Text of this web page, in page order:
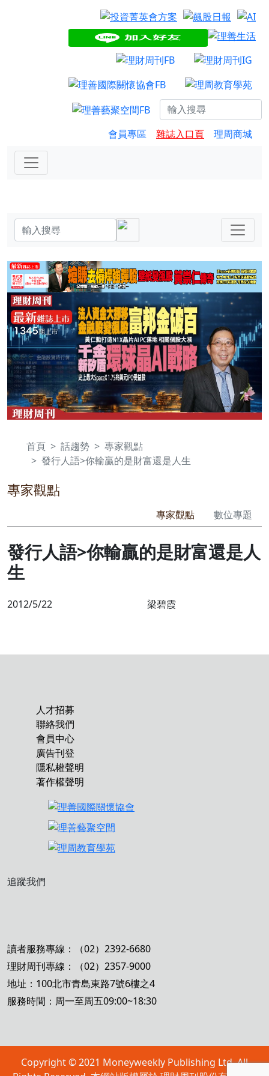
會員專區 雜誌入口頁 理周商城
首頁 話趨勢
專家觀點
發行人語>你輸贏的是財富還是人生
專家觀點
專家觀點 數位專題
發行人語>你輸贏的是財富還是人
生
2012/5/22 梁碧霞
人才招募
聯絡我們
會員中心
廣告刊登
隱私權聲明
著作權聲明
追蹤我們
讀者服務專線：（02）2392-6680
理財周刊專線：（02）2357-9000
地址：100北市青島東路7號6樓之4
服務時間：周一至周五09:00~18:30
Copyright © 2021 Moneyweekly Publishing Ltd. All